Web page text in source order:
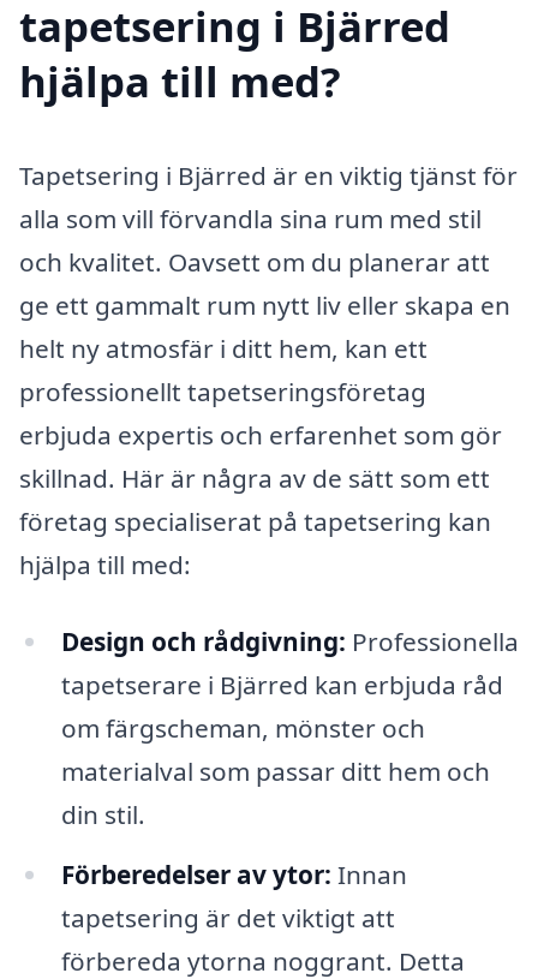
tapetsering i Bjärred
hjälpa till med?
Tapetsering i Bjärred är en viktig tjänst för
alla som vill förvandla sina rum med stil
och kvalitet. Oavsett om du planerar att
ge ett gammalt rum nytt liv eller skapa en
helt ny atmosfär i ditt hem, kan ett
professionellt tapetseringsföretag
erbjuda expertis och erfarenhet som gör
skillnad. Här är några av de sätt som ett
företag specialiserat på tapetsering kan
hjälpa till med:
Design och rådgivning: Professionella
tapetserare i Bjärred kan erbjuda råd
om färgscheman, mönster och
materialval som passar ditt hem och
din stil.
Förberedelser av ytor: Innan
tapetsering är det viktigt att
förbereda ytorna noggrant. Detta